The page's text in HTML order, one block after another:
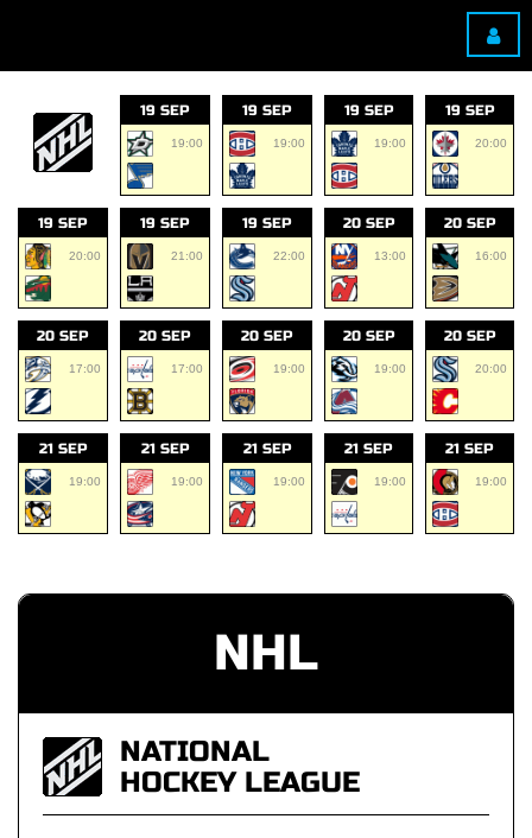
19 SEP
19:00
19 SEP
19:00
19 SEP
19:00
19 SEP
20:00
19 SEP
20:00
19 SEP
21:00
19 SEP
22:00
20 SEP
13:00
20 SEP
16:00
20 SEP
17:00
20 SEP
17:00
20 SEP
19:00
20 SEP
19:00
20 SEP
20:00
21 SEP
19:00
21 SEP
19:00
21 SEP
19:00
21 SEP
19:00
21 SEP
19:00
NHL
NATIONAL
HOCKEY LEAGUE